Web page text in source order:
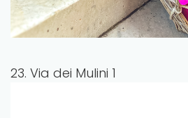
23. Via dei Mulini 1